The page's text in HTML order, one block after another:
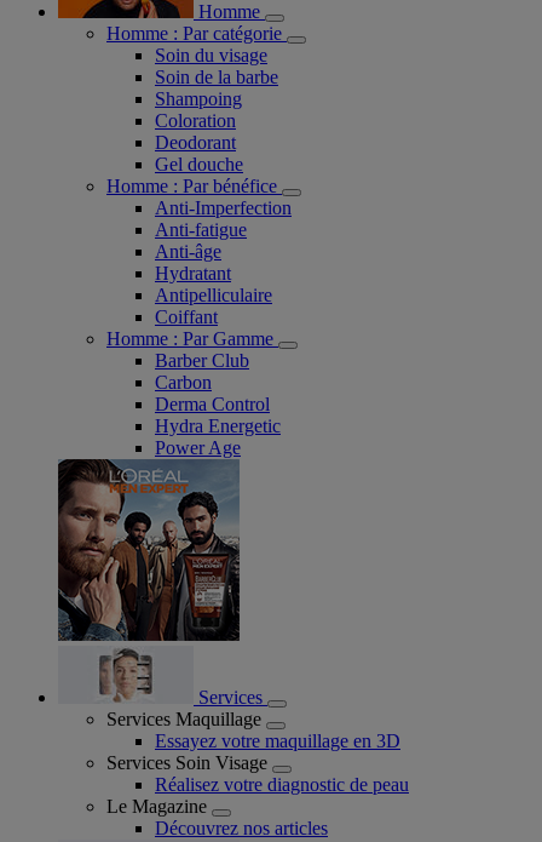
Homme
Homme : Par catégorie
Soin du visage
Soin de la barbe
Shampoing
Coloration
Deodorant
Gel douche
Homme : Par bénéfice
Anti-Imperfection
Anti-fatigue
Anti-âge
Hydratant
Antipelliculaire
Coiffant
Homme : Par Gamme
Barber Club
Carbon
Derma Control
Hydra Energetic
Power Age
Services
Services Maquillage
Essayez votre maquillage en 3D
Services Soin Visage
Réalisez votre diagnostic de peau
Le Magazine
Découvrez nos articles